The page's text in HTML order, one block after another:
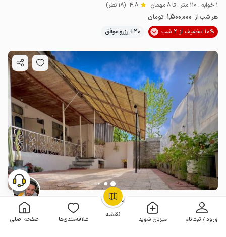
نقشه ورود / ثبت‌نام میزبان شوید علاقه‌مندی‌ها صفحه اصلی
OpenStreetMap
1 خوابه . 110 متر . تا 8 مهمان 4.8 (18 نظر)
هر شب از 1٬500٬000 تومان
10% تخفیف از 2 شب
20+ رزرو موفق
سوئیت حیاط دار در رودبنه - مردمکده
هر شب از
1٬500٬000
تومان